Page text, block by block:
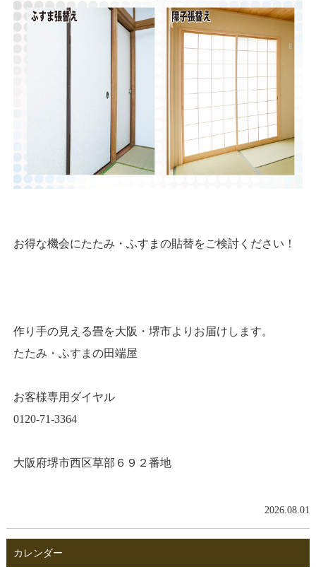
お得な機会にたたみ・ふすまの貼替をご検討ください！
作り手の見える畳を大阪・堺市よりお届けします。
たたみ・ふすまの田端屋
お客様専用ダイヤル
0120-71-3364
大阪府堺市西区草部６９２番地
2026.08.01
カレンダー